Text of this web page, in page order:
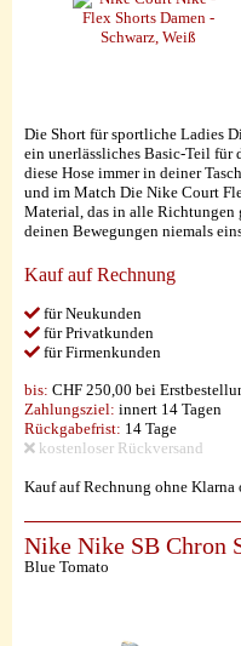
Die Short für sportliche Ladies
ein unerlässliches Basic-Teil für
diese Hose immer in deiner
und im Match Die Nike Court
Material, das in alle Richtungen
deinen Bewegungen niemals
Kauf auf Rechnung
für Neukunden
für Privatkunden
für Firmenkunden
bis: CHF 250,00 bei
Zahlungsziel: innert 14 Tagen
Rückgabefrist: 14 Tage
kostenloser Rückversand
Kauf auf Rechnung ohne
Nike Nike SB Chron
Blue Tomato